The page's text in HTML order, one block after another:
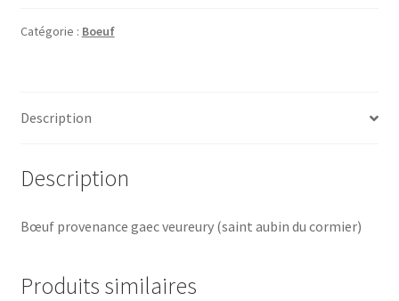
Catégorie : Boeuf
Description
Description
Bœuf provenance gaec veureury (saint aubin du cormier)
Produits similaires